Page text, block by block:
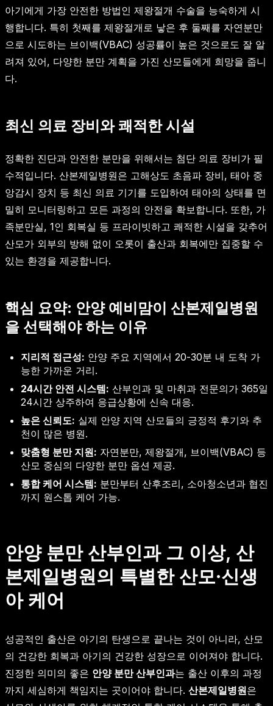
아기에게 가장 안전한 방법인 제왕절개 수술을 능숙하게 시
행합니다. 특히 첫째를 제왕절개로 낳은 후 둘째를 자연분만
으로 시도하는 브이백(VBAC) 성공률이 높은 것으로도 잘 알
려져 있어, 다양한 분만 계획을 가진 산모들에게 희망을 줍니
다.
최신 의료 장비와 쾌적한 시설
정확한 진단과 안전한 분만을 위해서는 첨단 의료 장비가 필
수적입니다. 산본제일병원은 고해상도 초음파 장비, 태아 중
앙감시 장치 등 최신 의료 기기를 도입하여 태아의 상태를 면
밀히 모니터링하고 모든 과정의 안전을 확보합니다. 또한, 가
족분만실, 1인 회복실 등 프라이빗하고 쾌적한 시설을 갖추어
산모가 외부의 방해 없이 오롯이 출산과 회복에만 집중할 수
있는 환경을 제공합니다.
핵심 요약: 안양 예비맘이 산본제일병원
을 선택해야 하는 이유
지리적 접근성: 안양 주요 지역에서 20-30분 내 도착 가
능한 가까운 거리.
24시간 안전 시스템: 산부인과 및 마취과 전문의가 365일
24시간 상주하여 응급상황에 신속 대응.
높은 신뢰도: 실제 안양 지역 산모들의 긍정적 후기와 추
천이 많은 병원.
맞춤형 분만 지원: 자연분만, 제왕절개, 브이백(VBAC) 등
산모 중심의 다양한 분만 옵션 제공.
통합 케어 시스템: 분만부터 산후조리, 소아청소년과 협진
까지 원스톱 케어 가능.
안양 분만 산부인과 그 이상, 산
본제일병원의 특별한 산모·신생
아 케어
성공적인 출산은 아기의 탄생으로 끝나는 것이 아니라, 산모
의 건강한 회복과 아기의 건강한 성장으로 이어져야 합니다.
진정한 의미의 좋은 안양 분만 산부인과는 출산 이후의 과정
까지 세심하게 책임지는 곳이어야 합니다. 산본제일병원은